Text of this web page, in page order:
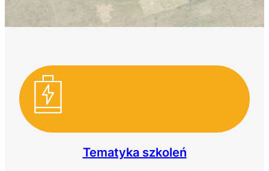
Tematyka szkoleń